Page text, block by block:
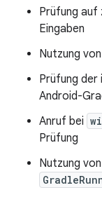
Prüfung
Eingaben
Nutzung von
Prüfung der
Android-
Anruf bei
Prüfung
Nutzung von